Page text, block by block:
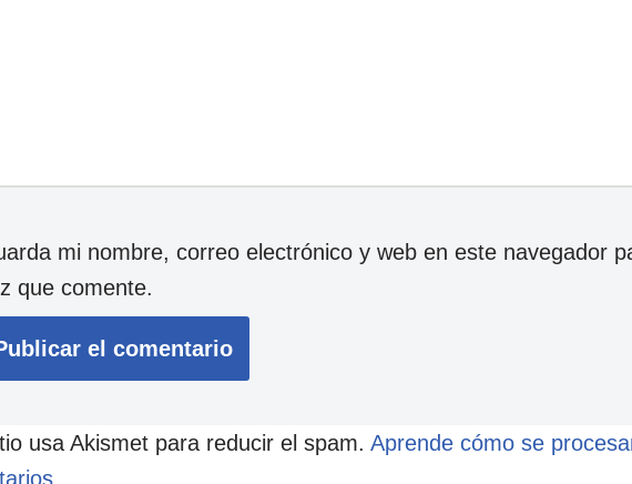
mi nombre, correo electrónico y web en este navegador
que comente.
usa Akismet para reducir el spam.Aprende cómo se